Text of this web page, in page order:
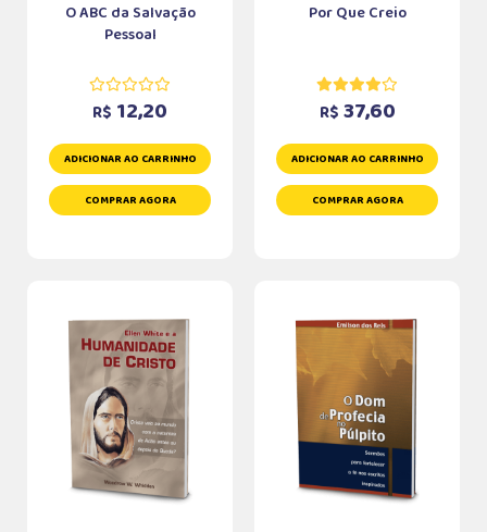
O ABC da Salvação
Pessoal
R$ 12,20
ADICIONAR AO CARRINHO
COMPRAR AGORA
Por Que Creio
R$ 37,60
ADICIONAR AO CARRINHO
COMPRAR AGORA